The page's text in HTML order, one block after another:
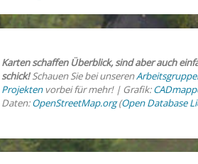
Karten schaffen Überblick, sind aber auch
schick!Schauen Sie bei unseren
Projektenvorbei für mehr! | Grafik:
Daten:OpenStreetMap.org(Open Database